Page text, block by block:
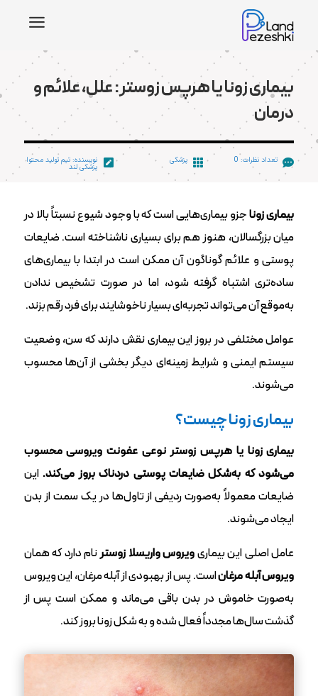
a
بیماری زونا یا هرپس زوستر: علل، علائم و
درمان
 تعداد نظرات: 0  پزشکی  نویسنده: تیم تولید محتوا
پزشکی لند
بیماری زوناجزو بیماری‌هایی است که با وجود شیوع نسبتاً بالا در
میان بزرگسالان، هنوز هم برای بسیاری ناشناخته است. ضایعات
پوستی و علائم گوناگون آن ممکن است در ابتدا با بیماری‌های
ساده‌تری اشتباه گرفته شود، اما در صورت تشخیص ندادن
به‌موقع آن می‌تواند تجربه‌ای بسیار ناخوشایند برای فرد رقم بزند.
عوامل مختلفی در بروز این بیماری نقش دارند که سن، وضعیت
سیستم ایمنی و شرایط زمینه‌ای دیگر بخشی از آن‌ها محسوب
می‌شوند.
بیماری زونا چیست؟
بیماری زونا یا هرپس زوستر نوعی عفونت ویروسی محسوب
می‌شود که به‌شکل ضایعات پوستی دردناک بروز می‌کند. این
ضایعات معمولاً به‌صورت ردیفی از تاول‌ها در یک سمت از بدن
ایجاد می‌شوند.
عامل اصلی این بیماریویروس واریسلا زوسترنام دارد که همان
ویروس آبله‌ مرغاناست. پس از بهبودی از آبله‌ مرغان، این ویروس
به‌صورت خاموش در بدن باقی می‌ماند و ممکن است پس از
گذشت سال‌ها مجدداً فعال شده و به شکل زونا بروز کند.